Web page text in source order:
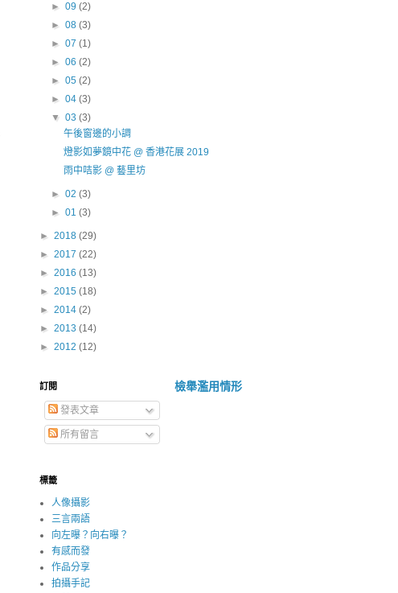
►09(2)
►08(3)
►07(1)
►06(2)
►05(2)
►04(3)
▼03(3)
午後窗邊的小調
燈影如夢鏡中花 @ 香港花展 2019
雨中咭影 @ 藝里坊
►02(3)
►01(3)
► 2018 (29)
► 2017 (22)
► 2016 (13)
► 2015 (18)
► 2014 (2)
► 2013 (14)
► 2012 (12)
訂閱
發表文章
所有留言
檢舉濫用情形
標籤
人像攝影
三言兩語
向左曝？向右曝？
有感而發
作品分享
拍攝手記